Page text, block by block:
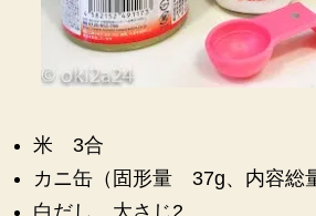
米 3合
カニ缶（固形量 37g、内容
白だし 大さじ2